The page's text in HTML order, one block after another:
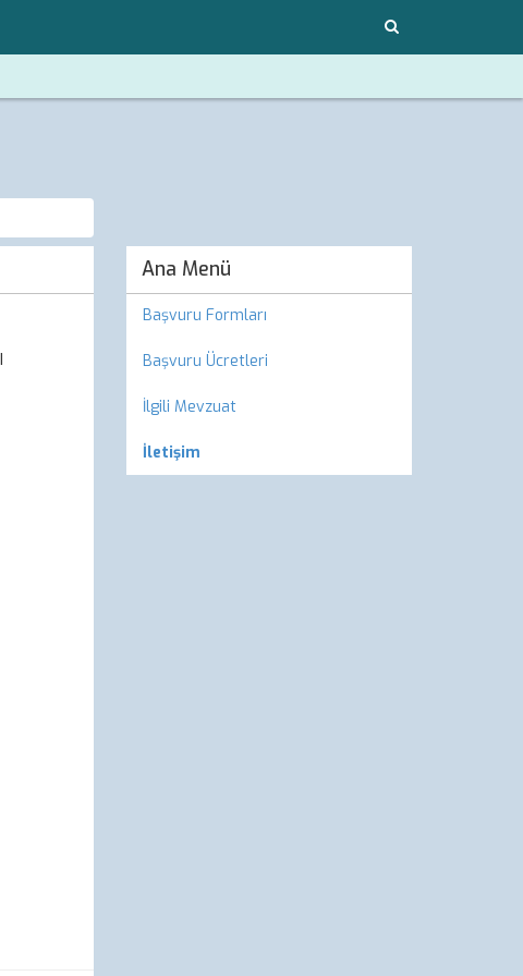
Ana Menü
Başvuru Formları
Başvuru Ücretleri
İlgili Mevzuat
İletişim